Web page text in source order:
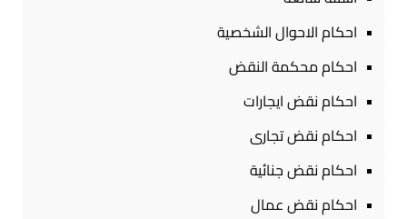
احكام الاحوال الشخصية
احكام محكمة النقض
احكام نقض ايجارات
احكام نقض تجارى
احكام نقض جنائية
احكام نقض عمال